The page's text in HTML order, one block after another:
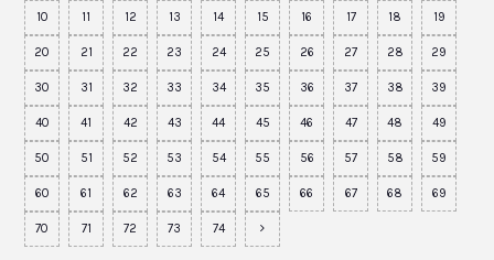
10 11 12 13 14 15 16 17 18 19
20 21 22 23 24 25 26 27 28 29
30 31 32 33 34 35 36 37 38 39
40 41 42 43 44 45 46 47 48 49
50 51 52 53 54 55 56 57 58 59
60 61 62 63 64 65 66 67 68 69
70 71 72 73 74